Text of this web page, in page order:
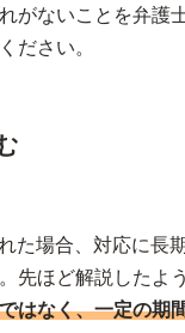
がないことを弁護
ださい。
た場合、対応に長
先ほど解説したよう
はなく、一定の期